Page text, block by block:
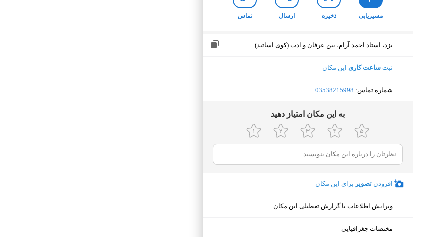
مسیریابی ذخیره ارسال تماس
یزد، استاد احمد آرام، بین عرفان و ادب (کوی اساتید)
ثبت ساعت کاری این مکان
شماره تماس: ‎03538215998
ﺑﻪ اﯾﻦ ﻣﮑﺎن اﻣﺘﯿﺎز دﻫﯿﺪ
افزودن تصویر برای این مکان
ویرایش اطلاعات یا گزارش تعطیلی این مکان
مختصات جغرافیایی